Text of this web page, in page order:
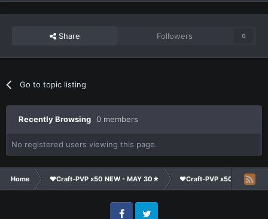
Share Followers 0
Go to topic listing
Recently Browsing 0 members
No registered users viewing this page.
Home ❤Craft-PVP x50 NEW - MAY 30★ ❤Craft-PVP x50★